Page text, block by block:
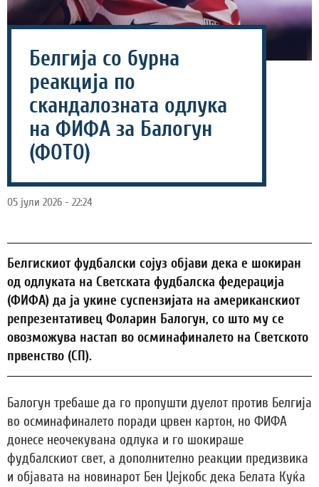
Белгија со бурна
реакција по
скандалозната одлука
на ФИФА за Балогун
(ФОТО)
05 јули 2026 - 22:24
Белгискиот фудбалски сојуз објави дека е шокиран
од одлуката на Светската фудбалска федерација
(ФИФА) да ја укине суспензијата на американскиот
репрезентативец Фоларин Балогун, со што му се
овозможува настап во осминафиналето на Светското
првенство (СП).
Балогун требаше да го пропушти дуелот против Белгија
во осминафиналето поради црвен картон, но ФИФА
донесе неочекувана одлука и го шокираше
фудбалскиот свет, а дополнително реакции предизвика
и објавата на новинарот Бен Џејкобс дека Белата Куќа